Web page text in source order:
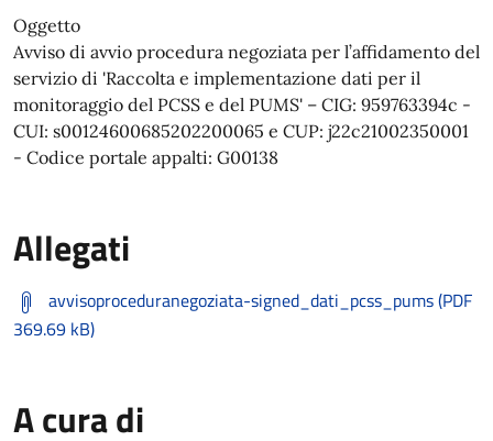
Oggetto
Avviso di avvio procedura negoziata per l’affidamento del
servizio di 'Raccolta e implementazione dati per il
monitoraggio del PCSS e del PUMS' – CIG: 959763394c -
CUI: s00124600685202200065 e CUP: j22c21002350001
- Codice portale appalti: G00138
Allegati
avvisoproceduranegoziata-signed_dati_pcss_pums (PDF
369.69 kB)
A cura di